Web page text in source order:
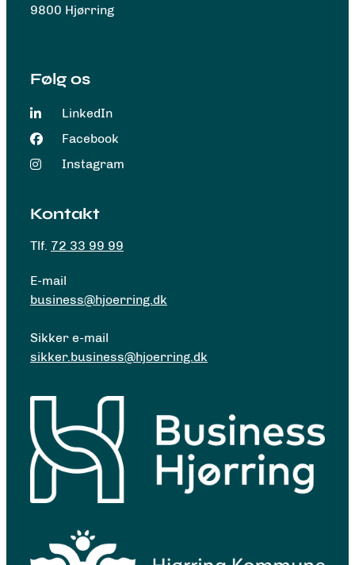
9800 Hjørring
Følg os
LinkedIn
Facebook
Instagram
Kontakt
Tlf. 72 33 99 99
E-mail
business@hjoerring.dk
Sikker e-mail
sikker.business@hjoerring.dk